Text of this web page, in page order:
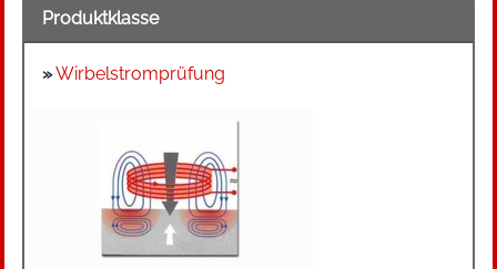
Produktklasse
»Wirbelstromprüfung